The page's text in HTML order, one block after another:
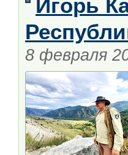
Игорь
8 февраля